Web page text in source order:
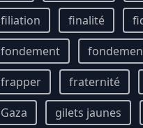
filiation
finalité
fondement
frapper
fraternité
Gaza
gilets jaunes